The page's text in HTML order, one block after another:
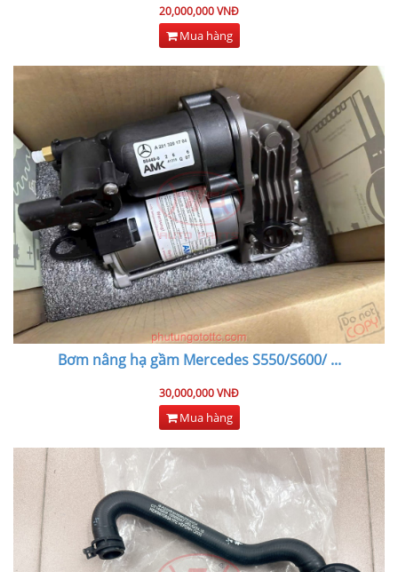
20,000,000 VNĐ
Mua hàng
Bơm nâng hạ gầm Mercedes S550/S600/...
30,000,000 VNĐ
Mua hàng